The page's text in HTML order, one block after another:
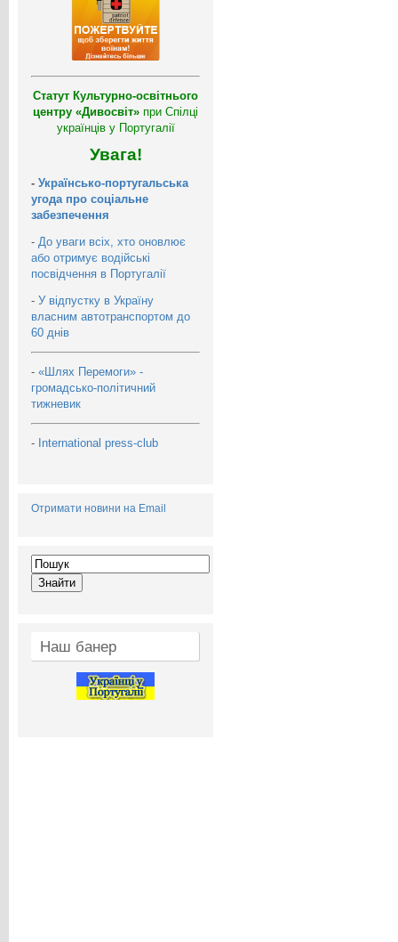
Статут Культурно-освітнього
центру «Дивосвіт» при Спілці
українців у Португалії
Увага!
- Українсько-португальська
угода про соціальне
забезпечення
- До уваги всіх, хто оновлює
або отримує водійські
посвідчення в Португалії
- У відпустку в Україну
власним автотранспортом до
60 днів
- «Шлях Перемоги» -
громадсько-політичний
тижневик
- International press-club
Отримати новини на Email
Наш банер